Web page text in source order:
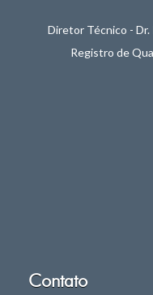
Diretor Técnico - Dr.
Registro de
Contato